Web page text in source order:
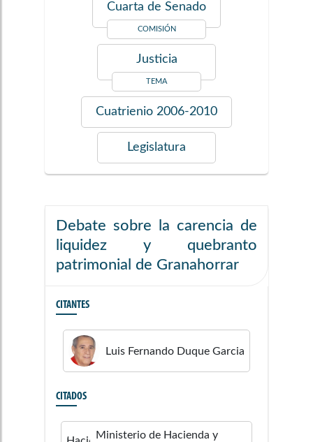
Cuarta de Senado
COMISIÓN
Justicia
TEMA
Cuatrienio 2006-2010
Legislatura
Debate sobre la carencia de
liquidez y quebranto
patrimonial de Granahorrar
CITANTES
Luis Fernando Duque Garcia
CITADOS
Ministerio de Hacienda y